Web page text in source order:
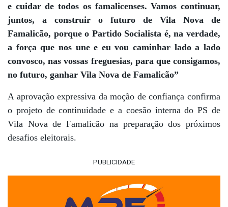
e cuidar de todos os famalicenses. Vamos continuar,
juntos, a construir o futuro de Vila Nova de
Famalicão, porque o Partido Socialista é, na verdade,
a força que nos une e eu vou caminhar lado a lado
convosco, nas vossas freguesias, para que consigamos,
no futuro, ganhar Vila Nova de Famalicão”
A aprovação expressiva da moção de confiança confirma
o projeto de continuidade e a coesão interna do PS de
Vila Nova de Famalicão na preparação dos próximos
desafios eleitorais.
PUBLICIDADE